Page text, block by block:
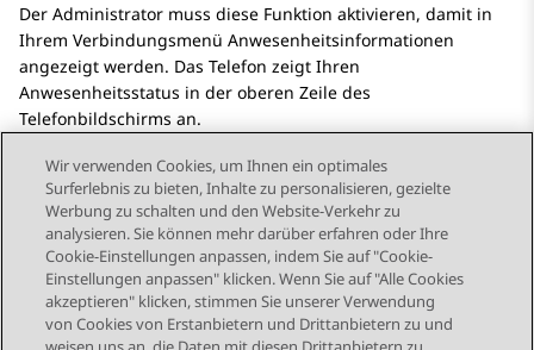
Der Administrator muss diese Funktion aktivieren, damit in
Ihrem Verbindungsmenü Anwesenheitsinformationen
angezeigt werden. Das Telefon zeigt Ihren
Anwesenheitsstatus in der oberen Zeile des
Telefonbildschirms an.
Send Feedback
Wir verwenden Cookies, um Ihnen ein optimales
Surferlebnis zu bieten, Inhalte zu personalisieren, gezielte
Werbung zu schalten und den Website-Verkehr zu
analysieren. Sie können mehr darüber erfahren oder Ihre
Cookie-Einstellungen anpassen, indem Sie auf "Cookie-
Einstellungen anpassen" klicken. Wenn Sie auf "Alle Cookies
akzeptieren" klicken, stimmen Sie unserer Verwendung
von Cookies von Erstanbietern und Drittanbietern zu und